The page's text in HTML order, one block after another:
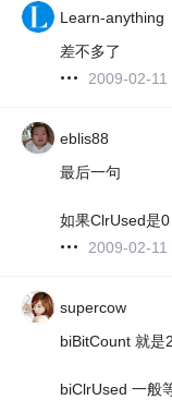
Learn-anything
差不多了
2009-02-11
eblis88
最后一句
如果ClrUsed是0
2009-02-11
supercow
biBitCount 就是
biClrUsed 一般